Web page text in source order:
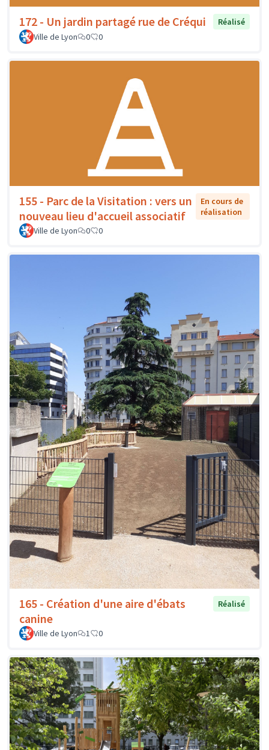
172 - Un jardin partagé rue de Créqui
Réalisé
Ville de Lyon
0 0
155 - Parc de la Visitation : vers un
nouveau lieu d'accueil associatif
En cours de
réalisation
Ville de Lyon
0 0
165 - Création d'une aire d'ébats
canine
Réalisé
Ville de Lyon 1 0